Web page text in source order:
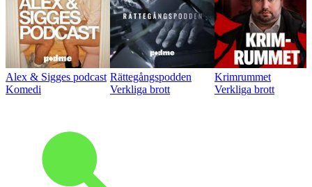
Alex & Sigges podcast
Komedi
Rättegångspodden
Verkliga brott
Krimrummet
Verkliga brott